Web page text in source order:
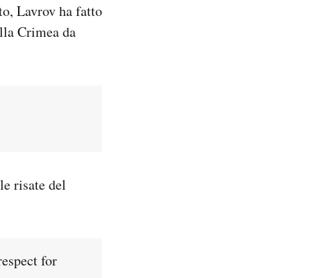
Lavrov ha fatto
Crimea da
risate del
for